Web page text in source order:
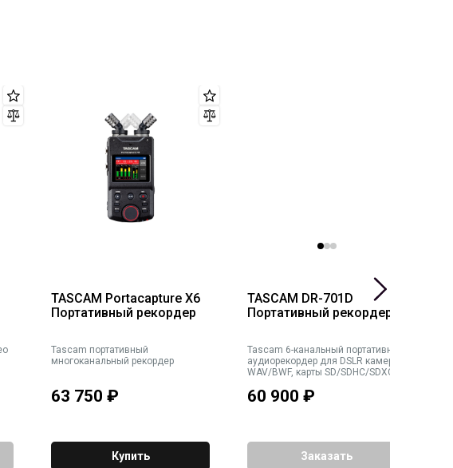
TASCAM Portacapture X6
Портативный рекордер
Tascam портативный
многоканальный рекордер
63 750 ₽
Купить
TASCAM DR-701D
Портативный рекордер
Tascam 6-канальный портативный
аудиорекордер для DSLR камер ,
WAV/BWF, карты SD/SDHC/SDXC,
разъём
60 900 ₽
Заказать